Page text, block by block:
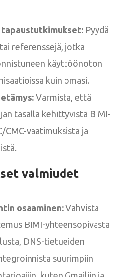
tapaustutkimukset: Pyydä
referenssejä, jotka
käyttöönoton
kuin omasi.
Varmista, että
tasalla kehittyvistä BIMI-
CMC-vaatimuksista ja
valmiudet
osaaminen: Vahvista
BIMI-yhteensopivasta
DNS-tietueiden
suurimpiin
kuten Gmailiin ja